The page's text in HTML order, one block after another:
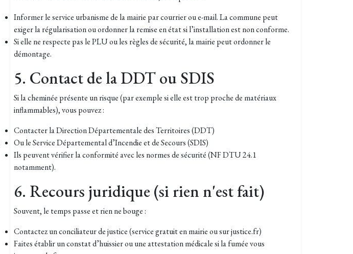
Informer le service urbanisme de la mairie par courrier ou e-mail. La commune peut
exiger la régularisation ou ordonner la remise en état si l’installation est non conforme.
Si elle ne respecte pas le PLU ou les règles de sécurité, la mairie peut ordonner le
démontage.
5. Contact de la DDT ou SDIS
Si la cheminée présente un risque (par exemple si elle est trop proche de matériaux
inflammables), vous pouvez :
Contacter la Direction Départementale des Territoires (DDT)
Ou le Service Départemental d’Incendie et de Secours (SDIS)
Ils peuvent vérifier la conformité avec les normes de sécurité (NF DTU 24.1
notamment).
6. Recours juridique (si rien n'est fait)
Souvent, le temps passe et rien ne bouge :
Contactez un conciliateur de justice (service gratuit en mairie ou sur justice.fr)
Faites établir un constat d’huissier ou une attestation médicale si la fumée vous